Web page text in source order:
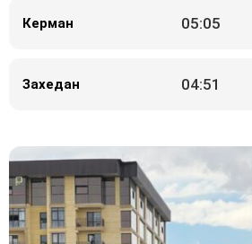
Керман 05:05
Захедан 04:51